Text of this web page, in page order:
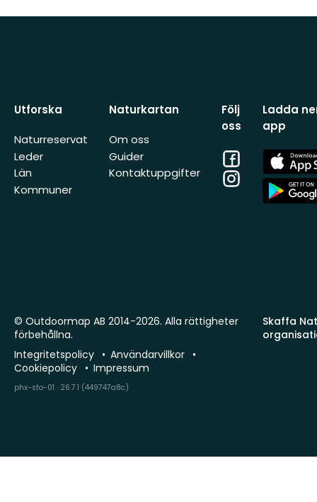
Utforska
Naturreservat
Leder
Län
Kommuner
Naturkartan
Om oss
Guider
Kontaktuppgifter
Följ
oss
Facebook
Instagram
Ladda
app
App
Store
App
Store
Skaffa
© Outdoormap AB 2014-2026. Alla rättigheter
förbehållna.
Integritetspolicy
Användarvillkor
Cookiepolicy
Impressum
phx-sto-01 · 26.7.1 (449747a8c)